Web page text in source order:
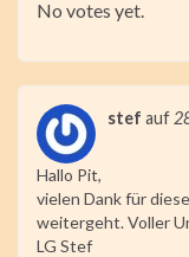
Submit Rating
No votes yet.
stef auf
Hallo Pit,
vielen Dank für
weitergeht. Voller
LG Stef